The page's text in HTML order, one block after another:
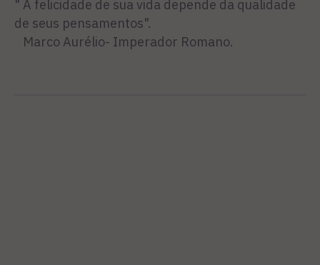
" A felicidade de sua vida depende da qualidade
de seus pensamentos".
Marco Aurélio- Imperador Romano.